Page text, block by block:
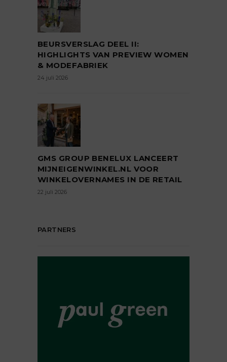
BEURSVERSLAG DEEL II:
HIGHLIGHTS VAN PREVIEW WOMEN
& MODEFABRIEK
24 juli 2026
GMS GROUP BENELUX LANCEERT
MIJNEIGENWINKEL.NL VOOR
WINKELOVERNAMES IN DE RETAIL
22 juli 2026
PARTNERS